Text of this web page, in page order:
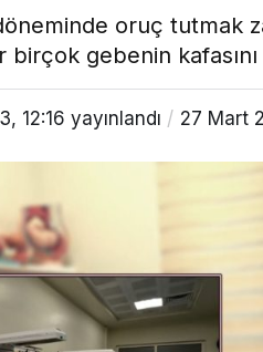
oruç tutmak
gebenin kafasını
12:16 yayınlandı 27 Mart